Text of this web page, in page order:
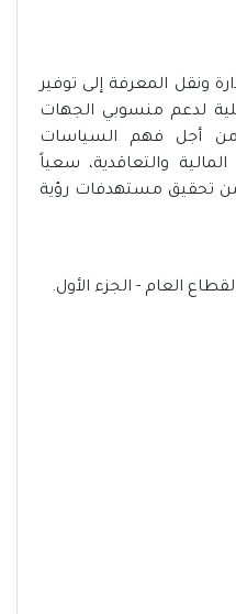
ونقل المعرفة إلى توفير
لدعم منسوبي الجهات
من أجل فهم السياسات
والتعاقدية، سعياً
تحقيق مستهدفات رؤية
العام - الجزء الأول.